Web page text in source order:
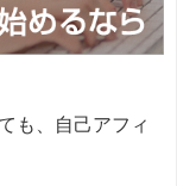
も、自己アフィ